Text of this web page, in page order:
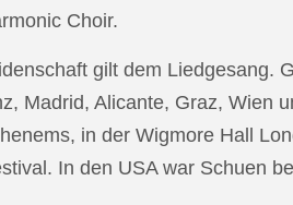
Choir.
gilt dem Liedgesang.
Madrid, Alicante, Graz, Wien
in der Wigmore Hall
In den USA war Schuen